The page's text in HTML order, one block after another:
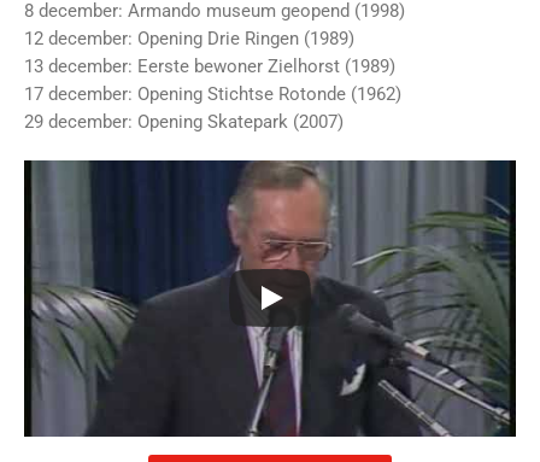
8 december: Armando museum geopend (1998)
12 december: Opening Drie Ringen (1989)
13 december: Eerste bewoner Zielhorst (1989)
17 december: Opening Stichtse Rotonde (1962)
29 december: Opening Skatepark (2007)